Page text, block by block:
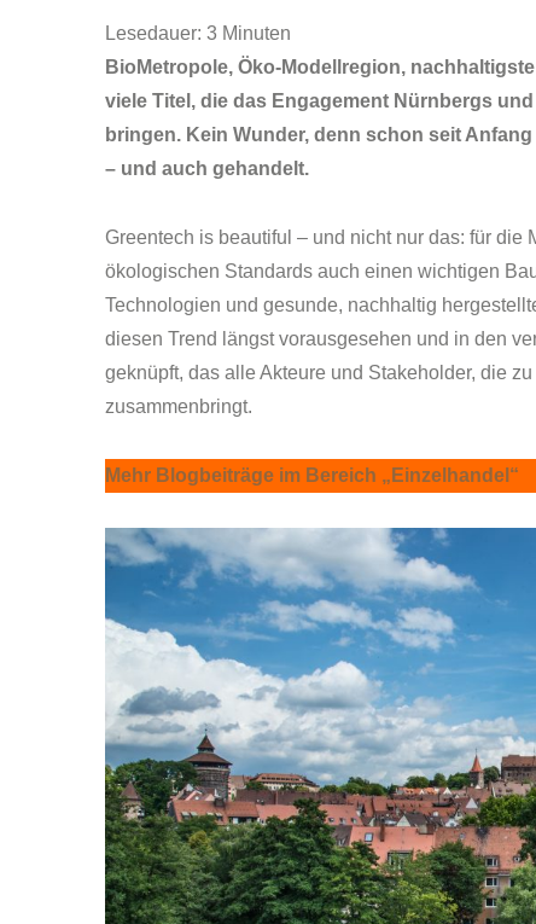
Lesedauer: 3 Minuten
BioMetropole, Öko-Modellregion,
viele Titel, die das Engagement Nürnbergs
bringen. Kein Wunder, denn schon seit
– und auch gehandelt.
Greentech is beautiful – und nicht nur das: für
ökologischen Standards auch einen wichtigen
Technologien und gesunde, nachhaltig
diesen Trend längst vorausgesehen und in den
geknüpft, das alle Akteure und Stakeholder, die
zusammenbringt.
Mehr Blogbeiträge im Bereich „Einzelhandel“